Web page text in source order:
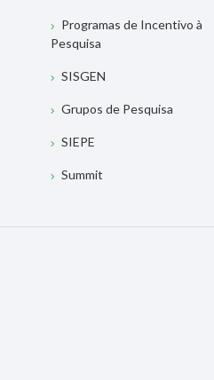
Programas de Incentivo à
Pesquisa
SISGEN
Grupos de Pesquisa
SIEPE
Summit